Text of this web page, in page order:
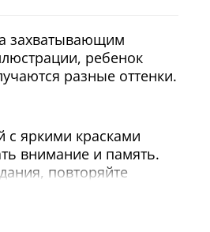
захватывающим
ребенок
разные оттенки.
с яркими красками
внимание и память.
повторяйте
в счете.